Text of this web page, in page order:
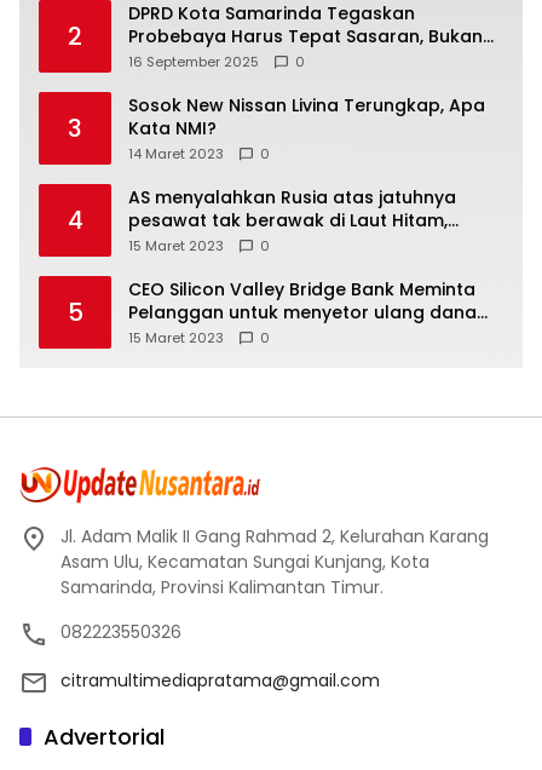
2
DPRD Kota Samarinda Tegaskan
Probebaya Harus Tepat Sasaran, Bukan
Hanya Infrastruktur Semata
16 September 2025 0
3
Sosok New Nissan Livina Terungkap, Apa
Kata NMI?
14 Maret 2023 0
4
AS menyalahkan Rusia atas jatuhnya
pesawat tak berawak di Laut Hitam,
Moskow menyangkal
15 Maret 2023 0
5
CEO Silicon Valley Bridge Bank Meminta
Pelanggan untuk menyetor ulang dana
Mereka
15 Maret 2023 0
Jl. Adam Malik II Gang Rahmad 2, Kelurahan Karang
Asam Ulu, Kecamatan Sungai Kunjang, Kota
Samarinda, Provinsi Kalimantan Timur.
082223550326
citramultimediapratama@gmail.com
Advertorial